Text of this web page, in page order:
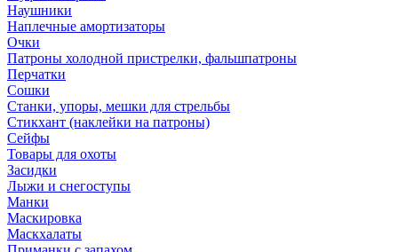
Наушники
Наплечные амортизаторы
Очки
Патроны холодной пристрелки, фальшпатроны
Перчатки
Сошки
Станки, упоры, мешки для стрельбы
Стикхант (наклейки на патроны)
Сейфы
Товары для охоты
Засидки
Лыжи и снегоступы
Манки
Маскировка
Маскхалаты